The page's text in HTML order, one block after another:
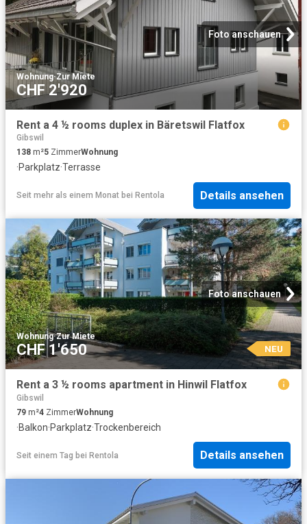
Foto anschauen
Wohnung·Zur Miete
CHF 2'920
Rent a 4 ½ rooms duplex in Bäretswil Flatfox
Gibswil
138 m²5 ZimmerWohnung
·Parkplatz·Terrasse
Seit mehr als einem Monat bei Rentola Details ansehen
Foto anschauen
Wohnung·Zur Miete
CHF 1'650 NEU
Rent a 3 ½ rooms apartment in Hinwil Flatfox
Gibswil
79 m²4 ZimmerWohnung
·Balkon·Parkplatz·Trockenbereich
Seit einem Tag bei Rentola Details ansehen